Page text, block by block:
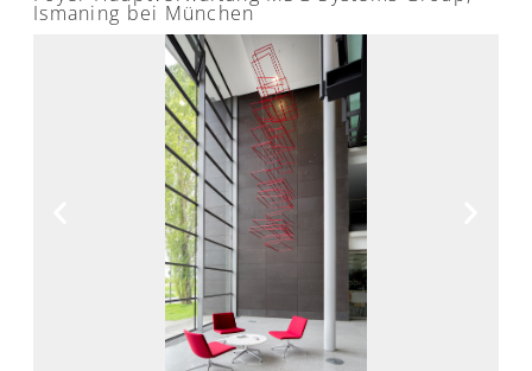
Ismaning bei München